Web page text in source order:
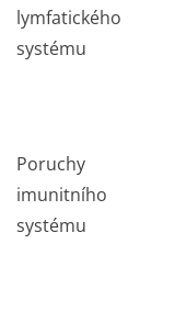
lymfatického
systému
Poruchy
imunitního
systému